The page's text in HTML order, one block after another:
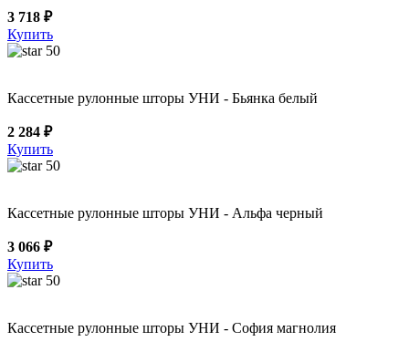
3 718 ₽
Купить
50
Кассетные рулонные шторы УНИ - Бьянка белый
2 284 ₽
Купить
50
Кассетные рулонные шторы УНИ - Альфа черный
3 066 ₽
Купить
50
Кассетные рулонные шторы УНИ - София магнолия